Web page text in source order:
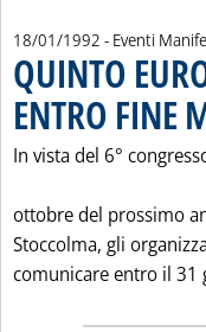
18/01/1992 - Eventi
QUINTO
ENTRO FINE
In vista del 6°
ottobre del prossimo
Stoccolma, gli
comunicare entro il 31